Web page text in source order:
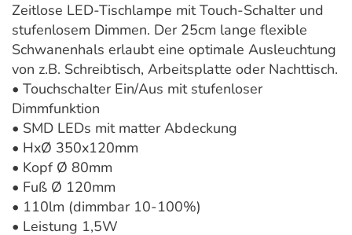
Zeitlose LED-Tischlampe mit Touch-Schalter und
stufenlosem Dimmen. Der 25cm lange flexible
Schwanenhals erlaubt eine optimale Ausleuchtung
von z.B. Schreibtisch, Arbeitsplatte oder Nachttisch.
• Touchschalter Ein/Aus mit stufenloser
Dimmfunktion
• SMD LEDs mit matter Abdeckung
• HxØ 350x120mm
• Kopf Ø 80mm
• Fuß Ø 120mm
• 110lm (dimmbar 10-100%)
• Leistung 1,5W